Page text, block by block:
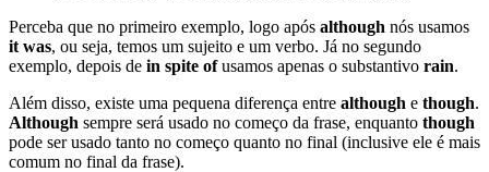
Perceba que no primeiro exemplo, logo após although nós usamos
it was, ou seja, temos um sujeito e um verbo. Já no segundo
exemplo, depois de in spite ofusamos apenas o substantivo rain.
Além disso, existe uma pequena diferença entre although e though.
Although sempre será usado no começo da frase, enquanto though
pode ser usado tanto no começo quanto no final (inclusive ele é mais
comum no final da frase).